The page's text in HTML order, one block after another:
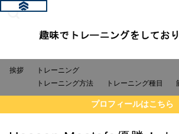
挨拶
トレーニング
トレーニング方法
トレーニング種目
プロフィールはこちら